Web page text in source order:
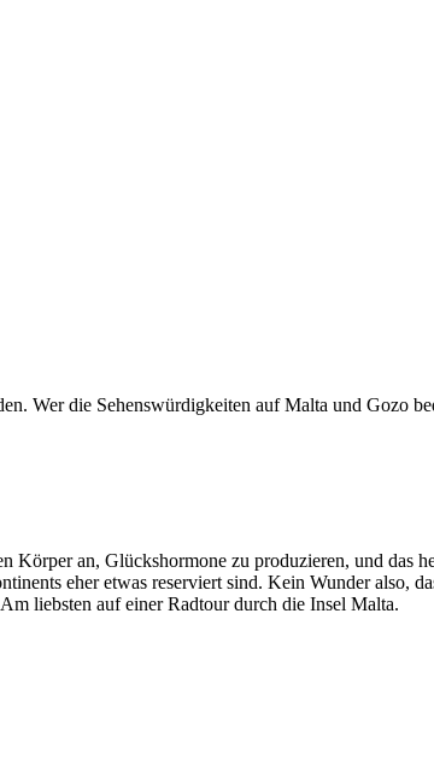
Wer die Sehenswürdigkeiten auf Malta und Gozo
Körper an, Glückshormone zu produzieren, und das
eher etwas reserviert sind. Kein Wunder also,
liebsten auf einer Radtour durch die Insel Malta.